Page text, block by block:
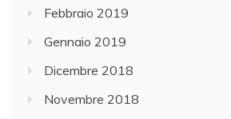
Febbraio 2019
Gennaio 2019
Dicembre 2018
Novembre 2018